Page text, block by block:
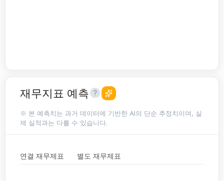
재무지표 예측
※ 본 예측치는 과거 데이터에 기반한 AI의 단순 추정치이며, 실
제 실적과는 다를 수 있습니다.
연결 재무제표 별도 재무제표